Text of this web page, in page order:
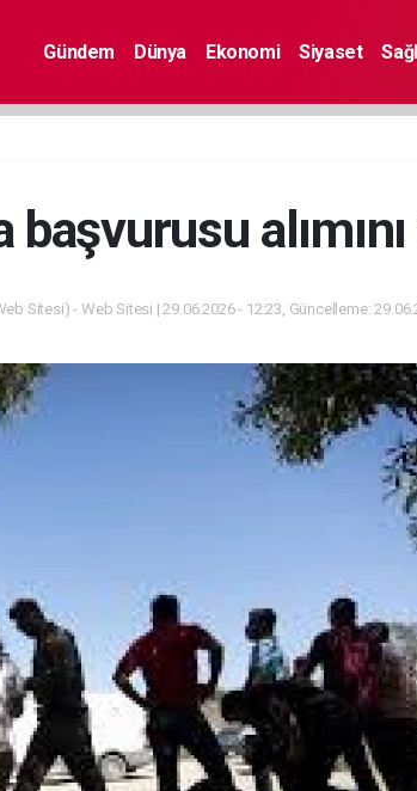
Gündem Dünya Ekonomi Siyaset
başvurusu
Sitesi) - Web Sitesi | 29.06.2026 - 12:23, Güncelleme: